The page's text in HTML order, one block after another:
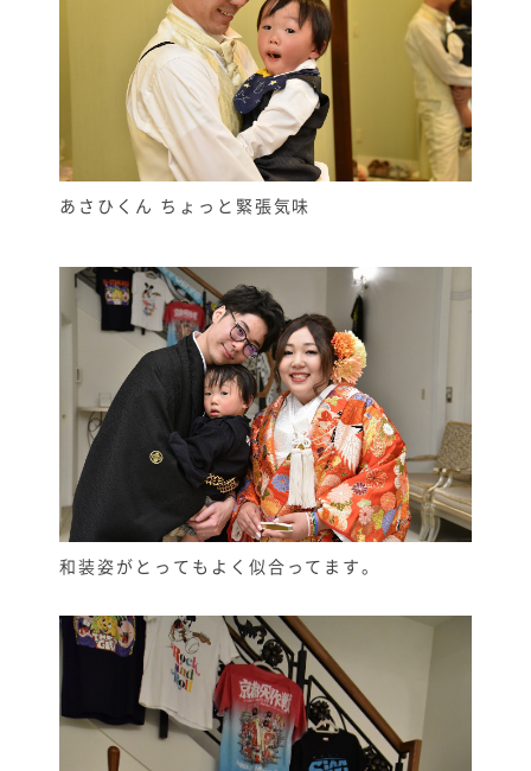
あさひくん ちょっと緊張気味
和装姿がとってもよく似合ってます。